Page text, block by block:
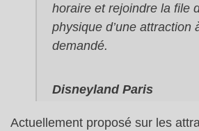
horaire et rejoindre la file
physique d’une attraction
demandé.
Disneyland Paris
Actuellement proposé sur les